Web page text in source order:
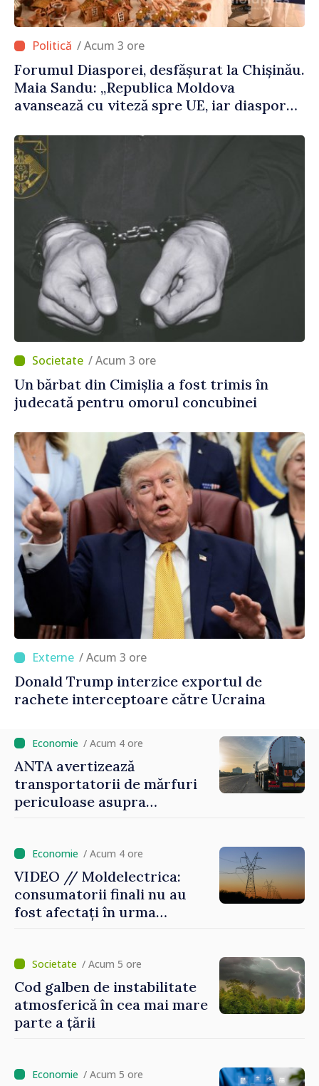
/ Acum 3 ore
Forumul Diasporei, desfășurat la Chișinău.
Maia Sandu: „Republica Moldova
avansează cu viteză spre UE, iar diaspora
promovarea și susținerea acestui
parcurs”
/ Acum 3 ore
Un bărbat din Cimișlia a fost trimis în
judecată pentru omorul concubinei
/ Acum 3 ore
Donald Trump interzice exportul de
rachete interceptoare către Ucraina
/ Acum 4 ore
ANTA avertizează
transportatorii de mărfuri
periculoase asupra
/ Acum 4 ore
VIDEO // Moldelectrica:
consumatorii finali nu au
fost afectați în urma
reparație vor fi efectuate în
regim prioritar
/ Acum 5 ore
Cod galben de instabilitate
atmosferică în cea mai mare
parte a țării
/ Acum 5 ore